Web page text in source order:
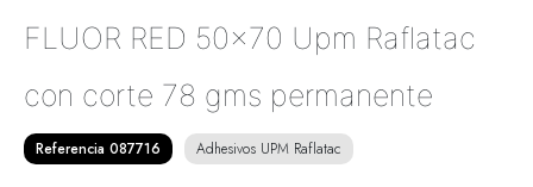
FLUOR RED 50x70 Upm Raflatac
con corte 78 gms permanente
Referencia 087716 Adhesivos UPM Raflatac